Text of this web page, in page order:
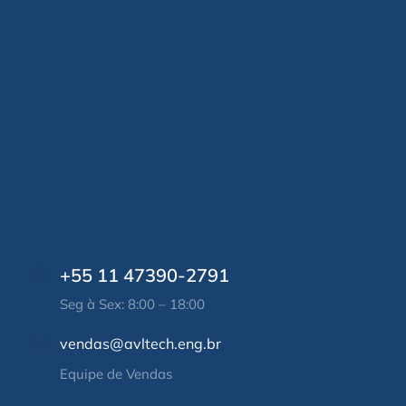
+55 11 47390-2791
Seg à Sex: 8:00 – 18:00
vendas@avltech.eng.br
Equipe de Vendas